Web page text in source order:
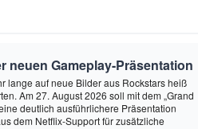
neuen Gameplay-Präsentation
lange auf neue Bilder aus Rockstars heiß
Am 27. August 2026 soll mit dem „Grand
deutlich ausführlichere Präsentation
dem Netflix-Support für zusätzliche